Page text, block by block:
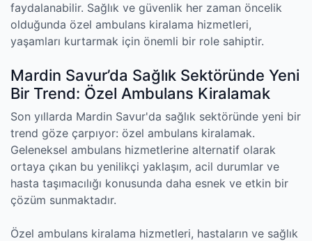
faydalanabilir. Sağlık ve güvenlik her zaman öncelik
olduğunda özel ambulans kiralama hizmetleri,
yaşamları kurtarmak için önemli bir role sahiptir.
Mardin Savur’da Sağlık Sektöründe Yeni
Bir Trend: Özel Ambulans Kiralamak
Son yıllarda Mardin Savur'da sağlık sektöründe yeni bir
trend göze çarpıyor: özel ambulans kiralamak.
Geleneksel ambulans hizmetlerine alternatif olarak
ortaya çıkan bu yenilikçi yaklaşım, acil durumlar ve
hasta taşımacılığı konusunda daha esnek ve etkin bir
çözüm sunmaktadır.
Özel ambulans kiralama hizmetleri, hastaların ve sağlık